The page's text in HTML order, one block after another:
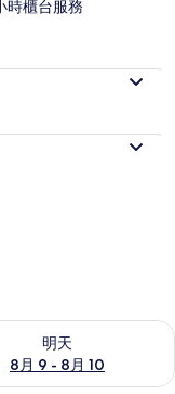
時櫃台服務
明天
8月 9 - 8月 10
(8月 9 - 8月 10) 的供